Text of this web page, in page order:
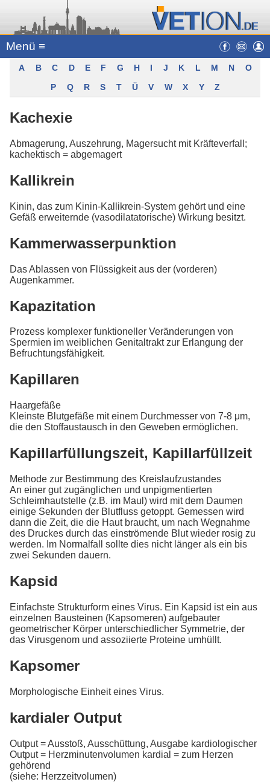
Menü ≡
A B C D E F G H I J K L M N
O
P
Q R S T Ü V W X Y Z
Kachexie
Abmagerung, Auszehrung, Magersucht mit Kräfteverfall;
kachektisch = abgemagert
Kallikrein
Kinin, das zum Kinin-Kallikrein-System gehört und eine
Gefäß erweiternde (vasodilatatorische) Wirkung besitzt.
Kammerwasserpunktion
Das Ablassen von Flüssigkeit aus der (vorderen)
Augenkammer.
Kapazitation
Prozess komplexer funktioneller Veränderungen von
Spermien im weiblichen Genitaltrakt zur Erlangung der
Befruchtungsfähigkeit.
Kapillaren
Haargefäße
Kleinste Blutgefäße mit einem Durchmesser von 7-8 μm,
die den Stoffaustausch in den Geweben ermöglichen.
Kapillarfüllungszeit, Kapillarfüllzeit
Methode zur Bestimmung des Kreislaufzustandes
An einer gut zugänglichen und unpigmentierten
Schleimhautstelle (z.B. im Maul) wird mit dem Daumen
einige Sekunden der Blutfluss getoppt. Gemessen wird
dann die Zeit, die die Haut braucht, um nach Wegnahme
des Druckes durch das einströmende Blut wieder rosig zu
werden. Im Normalfall sollte dies nicht länger als ein bis
zwei Sekunden dauern.
Kapsid
Einfachste Strukturform eines Virus. Ein Kapsid ist ein aus
einzelnen Bausteinen (Kapsomeren) aufgebauter
geometrischer Körper unterschiedlicher Symmetrie, der
das Virusgenom und assoziierte Proteine umhüllt.
Kapsomer
Morphologische Einheit eines Virus.
kardialer Output
Output = Ausstoß, Ausschüttung, Ausgabe kardiologischer
Output = Herzminutenvolumen kardial = zum Herzen
gehörend
(siehe: Herzzeitvolumen)